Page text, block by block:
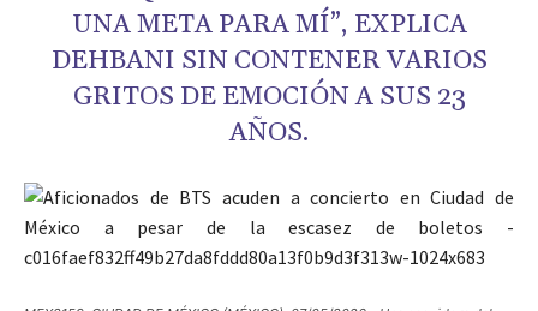
UNA META PARA MÍ”, EXPLICA
DEHBANI SIN CONTENER VARIOS
GRITOS DE EMOCIÓN A SUS 23
AÑOS.